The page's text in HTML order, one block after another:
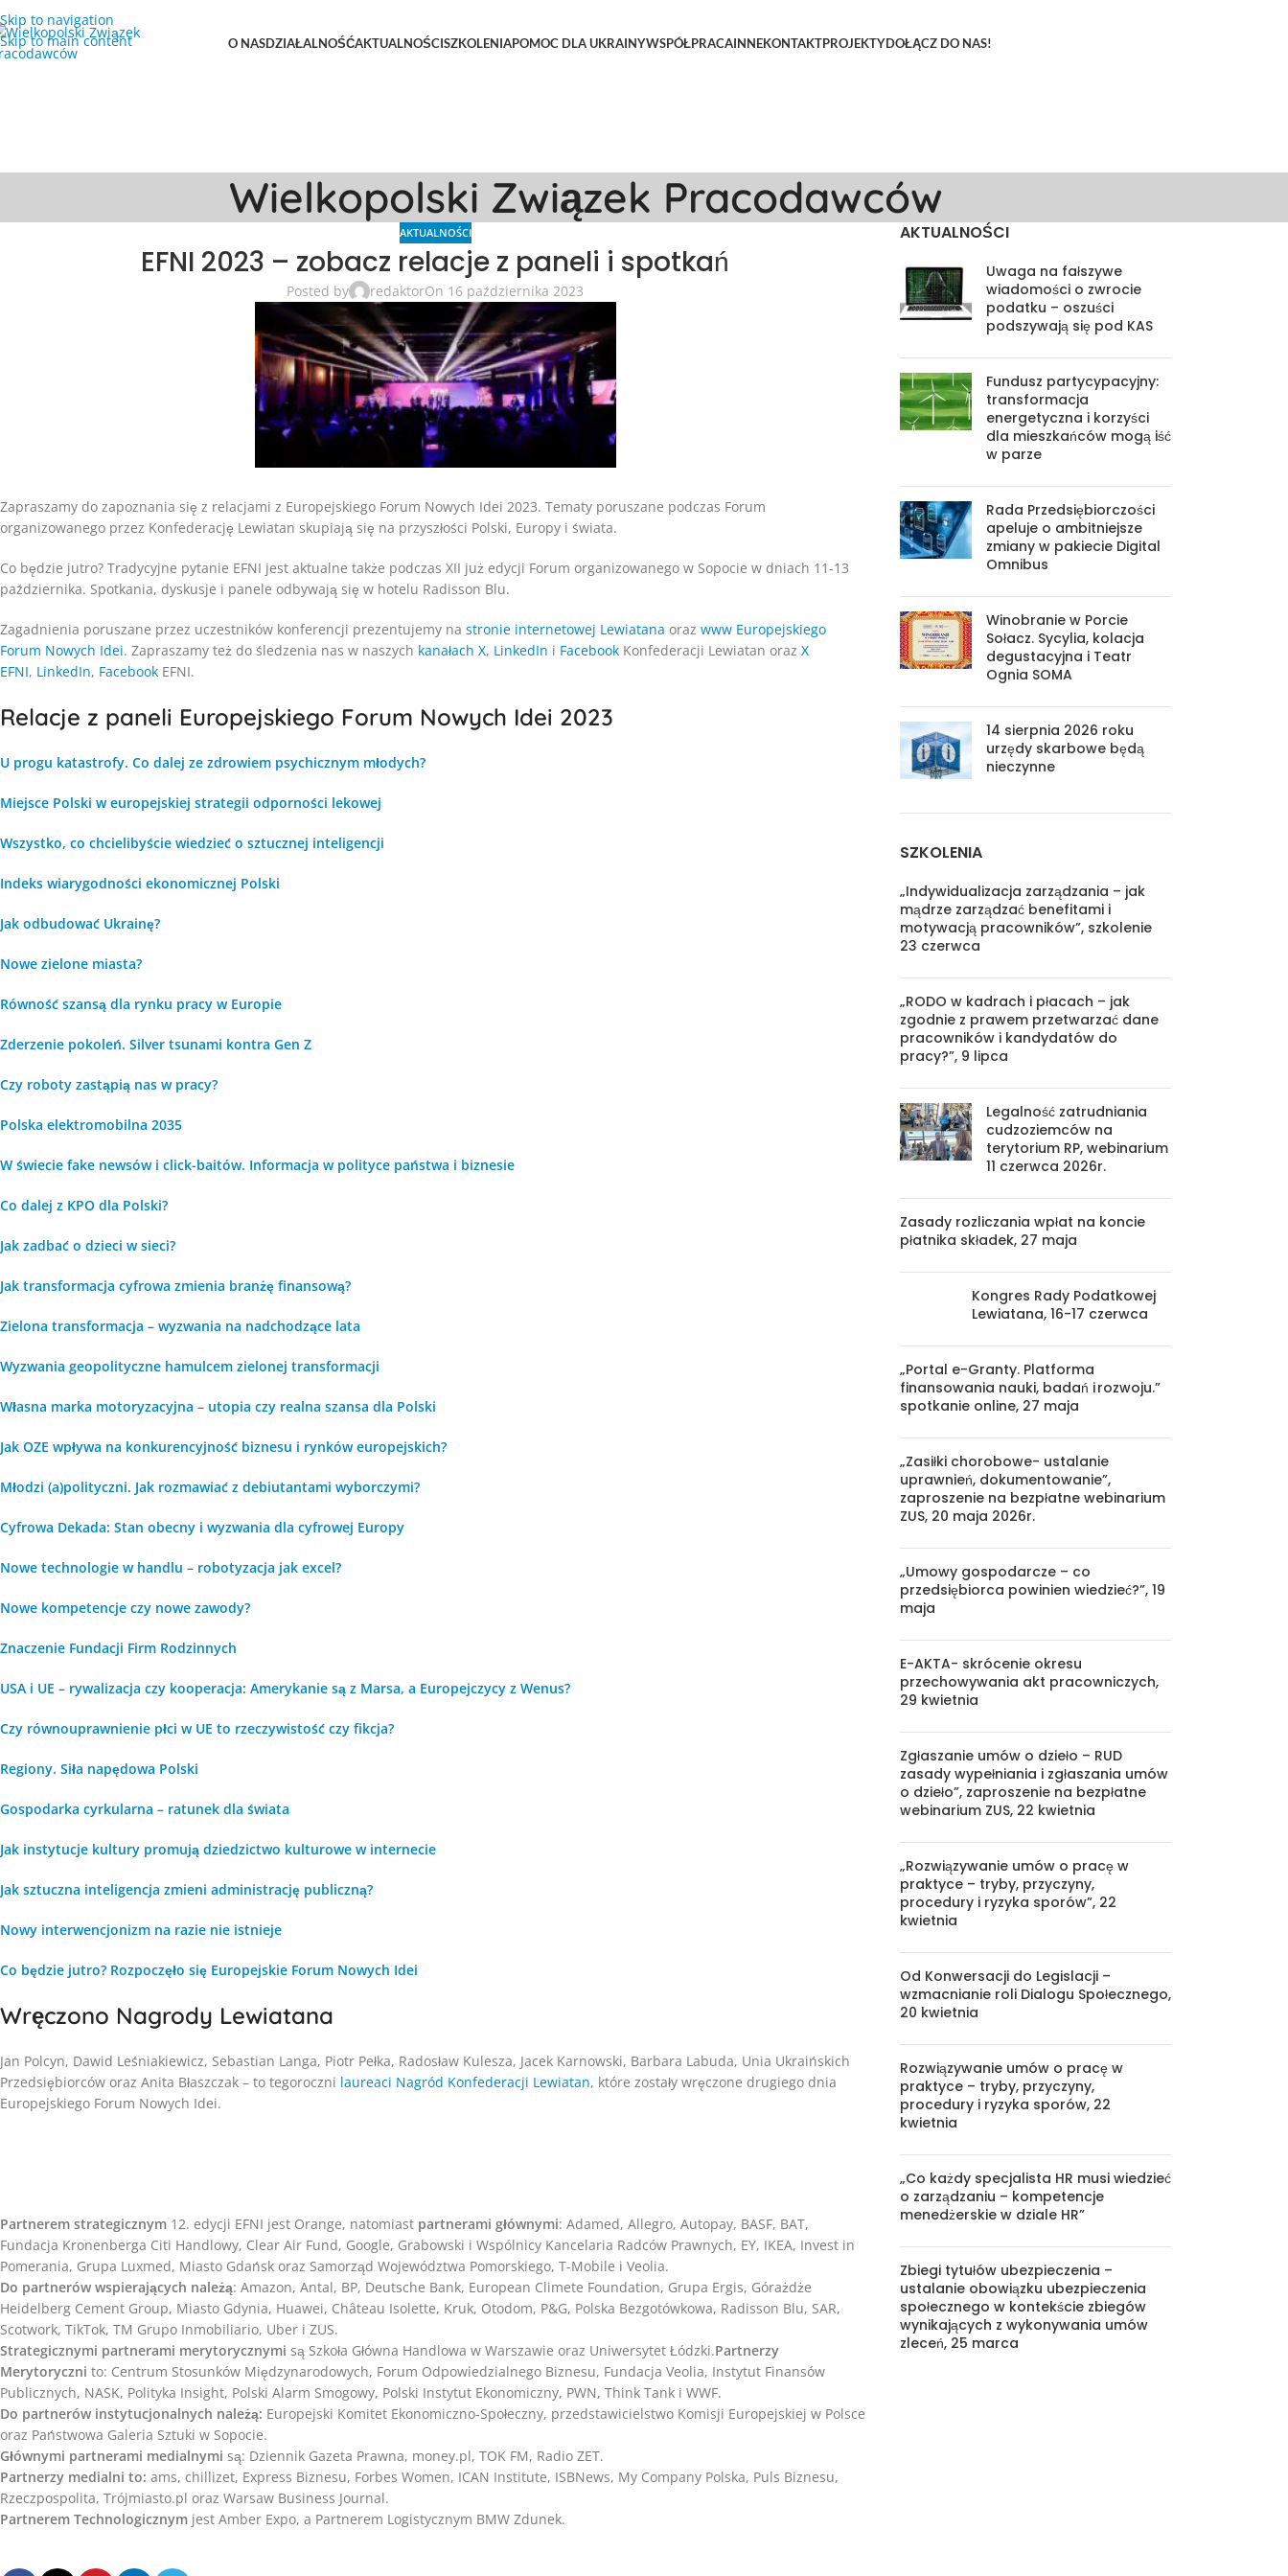
Skip to navigation
Skip to main content
O NASDZIAŁALNOŚĆAKTUALNOŚCISZKOLENIAPOMOC DLA UKRAINYWSPÓŁPRACAINNEKONTAKTPROJEKTYDOŁĄCZ DO NAS!
Wielkopolski Związek Pracodawców
AKTUALNOŚCI
EFNI 2023 – zobacz relacje z paneli i spotkań
Posted by redaktorOn 16 października 2023
Zapraszamy do zapoznania się z relacjami z Europejskiego Forum Nowych Idei 2023. Tematy poruszane podczas Forum
organizowanego przez Konfederację Lewiatan skupiają się na przyszłości Polski, Europy i świata.
Co będzie jutro? Tradycyjne pytanie EFNI jest aktualne także podczas XII już edycji Forum organizowanego w Sopocie w dniach 11-13
października. Spotkania, dyskusje i panele odbywają się w hotelu Radisson Blu.
Zagadnienia poruszane przez uczestników konferencji prezentujemy na stronie internetowej Lewiatana oraz www Europejskiego
Forum Nowych Idei. Zapraszamy też do śledzenia nas w naszych kanałach X, LinkedIn i Facebook Konfederacji Lewiatan oraz X
EFNI, LinkedIn, Facebook EFNI.
Relacje z paneli Europejskiego Forum Nowych Idei 2023
U progu katastrofy. Co dalej ze zdrowiem psychicznym młodych?
Miejsce Polski w europejskiej strategii odporności lekowej
Wszystko, co chcielibyście wiedzieć o sztucznej inteligencji
Indeks wiarygodności ekonomicznej Polski
Jak odbudować Ukrainę?
Nowe zielone miasta?
Równość szansą dla rynku pracy w Europie
Zderzenie pokoleń. Silver tsunami kontra Gen Z
Czy roboty zastąpią nas w pracy?
Polska elektromobilna 2035
W świecie fake newsów i click-baitów. Informacja w polityce państwa i biznesie
Co dalej z KPO dla Polski?
Jak zadbać o dzieci w sieci?
Jak transformacja cyfrowa zmienia branżę finansową?
Zielona transformacja – wyzwania na nadchodzące lata
Wyzwania geopolityczne hamulcem zielonej transformacji
Własna marka motoryzacyjna – utopia czy realna szansa dla Polski
Jak OZE wpływa na konkurencyjność biznesu i rynków europejskich?
Młodzi (a)polityczni. Jak rozmawiać z debiutantami wyborczymi?
Cyfrowa Dekada: Stan obecny i wyzwania dla cyfrowej Europy
Nowe technologie w handlu – robotyzacja jak excel?
Nowe kompetencje czy nowe zawody?
Znaczenie Fundacji Firm Rodzinnych
USA i UE – rywalizacja czy kooperacja: Amerykanie są z Marsa, a Europejczycy z Wenus?
Czy równouprawnienie płci w UE to rzeczywistość czy fikcja?
Regiony. Siła napędowa Polski
Gospodarka cyrkularna – ratunek dla świata
Jak instytucje kultury promują dziedzictwo kulturowe w internecie
Jak sztuczna inteligencja zmieni administrację publiczną?
Nowy interwencjonizm na razie nie istnieje
Co będzie jutro? Rozpoczęło się Europejskie Forum Nowych Idei
Wręczono Nagrody Lewiatana
Jan Polcyn, Dawid Leśniakiewicz, Sebastian Langa, Piotr Pełka, Radosław Kulesza, Jacek Karnowski, Barbara Labuda, Unia Ukraińskich
Przedsiębiorców oraz Anita Błaszczak – to tegoroczni laureaci Nagród Konfederacji Lewiatan, które zostały wręczone drugiego dnia
Europejskiego Forum Nowych Idei.
Partnerem strategicznym 12. edycji EFNI jest Orange, natomiast partnerami głównymi: Adamed, Allegro, Autopay, BASF, BAT,
Fundacja Kronenberga Citi Handlowy, Clear Air Fund, Google, Grabowski i Wspólnicy Kancelaria Radców Prawnych, EY, IKEA, Invest in
Pomerania, Grupa Luxmed, Miasto Gdańsk oraz Samorząd Województwa Pomorskiego, T-Mobile i Veolia.
Do partnerów wspierających należą: Amazon, Antal, BP, Deutsche Bank, European Climete Foundation, Grupa Ergis, Górażdże
Heidelberg Cement Group, Miasto Gdynia, Huawei, Château Isolette, Kruk, Otodom, P&G, Polska Bezgotówkowa, Radisson Blu, SAR,
Scotwork, TikTok, TM Grupo Inmobiliario, Uber i ZUS.
Strategicznymi partnerami merytorycznymi są Szkoła Główna Handlowa w Warszawie oraz Uniwersytet Łódzki.Partnerzy
Merytoryczni to: Centrum Stosunków Międzynarodowych, Forum Odpowiedzialnego Biznesu, Fundacja Veolia, Instytut Finansów
Publicznych, NASK, Polityka Insight, Polski Alarm Smogowy, Polski Instytut Ekonomiczny, PWN, Think Tank i WWF.
Do partnerów instytucjonalnych należą: Europejski Komitet Ekonomiczno-Społeczny, przedstawicielstwo Komisji Europejskiej w Polsce
oraz Państwowa Galeria Sztuki w Sopocie.
Głównymi partnerami medialnymi są: Dziennik Gazeta Prawna, money.pl, TOK FM, Radio ZET.
Partnerzy medialni to: ams, chillizet, Express Biznesu, Forbes Women, ICAN Institute, ISBNews, My Company Polska, Puls Biznesu,
Rzeczpospolita, Trójmiasto.pl oraz Warsaw Business Journal.
Partnerem Technologicznym jest Amber Expo, a Partnerem Logistycznym BMW Zdunek.
AKTUALNOŚCI
Uwaga na fałszywe
wiadomości o zwrocie
podatku – oszuści
podszywają się pod KAS
Fundusz partycypacyjny:
transformacja
energetyczna i korzyści
dla mieszkańców mogą iść
w parze
Rada Przedsiębiorczości
apeluje o ambitniejsze
zmiany w pakiecie Digital
Omnibus
Winobranie w Porcie
Sołacz. Sycylia, kolacja
degustacyjna i Teatr
Ognia SOMA
14 sierpnia 2026 roku
urzędy skarbowe będą
nieczynne
SZKOLENIA
„Indywidualizacja zarządzania – jak
mądrze zarządzać benefitami i
motywacją pracowników”, szkolenie
23 czerwca
„RODO w kadrach i płacach – jak
zgodnie z prawem przetwarzać dane
pracowników i kandydatów do
pracy?”, 9 lipca
Legalność zatrudniania
cudzoziemców na
terytorium RP, webinarium
11 czerwca 2026r.
Zasady rozliczania wpłat na koncie
płatnika składek, 27 maja
Kongres Rady Podatkowej
Lewiatana, 16-17 czerwca
„Portal e-Granty. Platforma
finansowania nauki, badań i rozwoju.”
spotkanie online, 27 maja
„Zasiłki chorobowe- ustalanie
uprawnień, dokumentowanie”,
zaproszenie na bezpłatne webinarium
ZUS, 20 maja 2026r.
„Umowy gospodarcze – co
przedsiębiorca powinien wiedzieć?”, 19
maja
E-AKTA- skrócenie okresu
przechowywania akt pracowniczych,
29 kwietnia
Zgłaszanie umów o dzieło – RUD
zasady wypełniania i zgłaszania umów
o dzieło”, zaproszenie na bezpłatne
webinarium ZUS, 22 kwietnia
„Rozwiązywanie umów o pracę w
praktyce – tryby, przyczyny,
procedury i ryzyka sporów”, 22
kwietnia
Od Konwersacji do Legislacji –
wzmacnianie roli Dialogu Społecznego,
20 kwietnia
Rozwiązywanie umów o pracę w
praktyce – tryby, przyczyny,
procedury i ryzyka sporów, 22
kwietnia
„Co każdy specjalista HR musi wiedzieć
o zarządzaniu – kompetencje
menedżerskie w dziale HR”
Zbiegi tytułów ubezpieczenia –
ustalanie obowiązku ubezpieczenia
społecznego w kontekście zbiegów
wynikających z wykonywania umów
zleceń, 25 marca